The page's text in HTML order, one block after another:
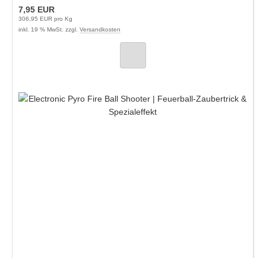
7,95 EUR
306,95 EUR pro Kg
inkl. 19 % MwSt. zzgl. Versandkosten